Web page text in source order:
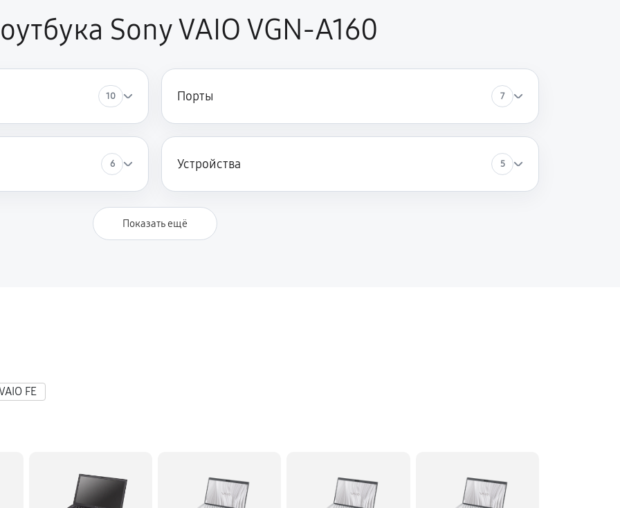
VGN-A160 3290 руб 120 минут
VGN-A160 1120 руб 60 минут Заказать
VGN-A160 1440 руб Заказать
1390 руб
Sony VAIO VGN-A160
10 Порты 7
6 Устройства 5
Показать ещё
FE